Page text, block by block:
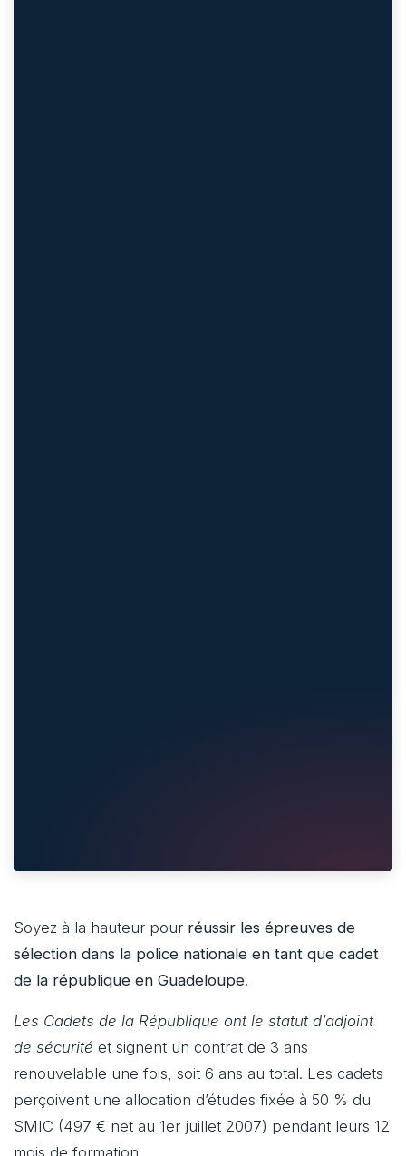
Soyez à la hauteur pour réussir les épreuves de
sélection dans la police nationale en tant que cadet
de la république en Guadeloupe.
Les Cadets de la République ont le statut d’adjoint
de sécurité et signent un contrat de 3 ans
renouvelable une fois, soit 6 ans au total. Les cadets
perçoivent une allocation d’études fixée à 50 % du
SMIC (497 € net au 1er juillet 2007) pendant leurs 12
mois de formation.